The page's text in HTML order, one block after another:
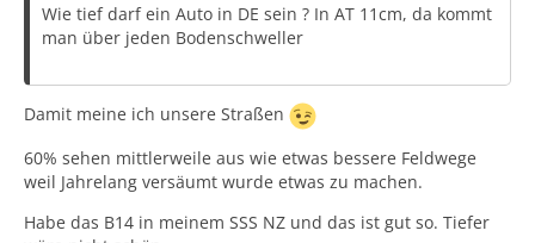
Wie tief darf ein Auto in DE sein ? In AT 11cm, da kommt
man über jeden Bodenschweller
Damit meine ich unsere Straßen
60% sehen mittlerweile aus wie etwas bessere Feldwege
weil Jahrelang versäumt wurde etwas zu machen.
Habe das B14 in meinem SSS NZ und das ist gut so. Tiefer